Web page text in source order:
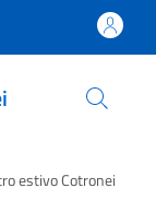
estivo Cotronei